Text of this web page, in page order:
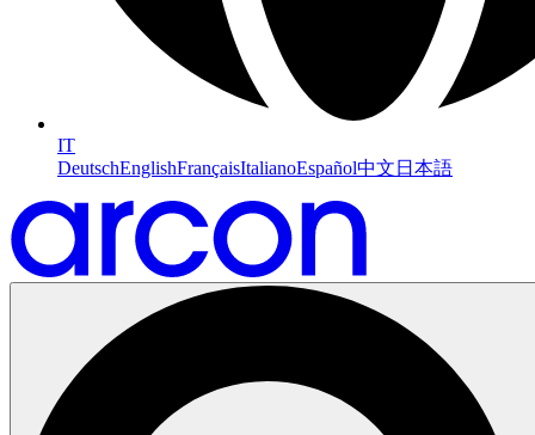
IT
DeutschEnglishFrançaisItalianoEspañol中文 日本語